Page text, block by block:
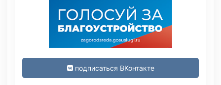
подписаться ВКонтакте